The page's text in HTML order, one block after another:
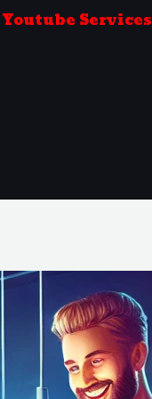
Youtube Services